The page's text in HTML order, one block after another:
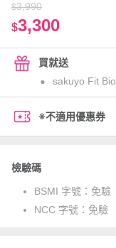
$3,990
$3,300
買就送
※不適用優惠券
檢驗碼
BSMI 字號： 免驗
NCC 字號： 免驗